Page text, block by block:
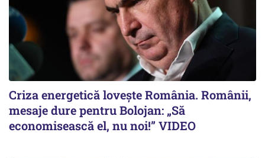
Criza energetică lovește România. Românii,
mesaje dure pentru Bolojan: „Să
economisească el, nu noi!” VIDEO